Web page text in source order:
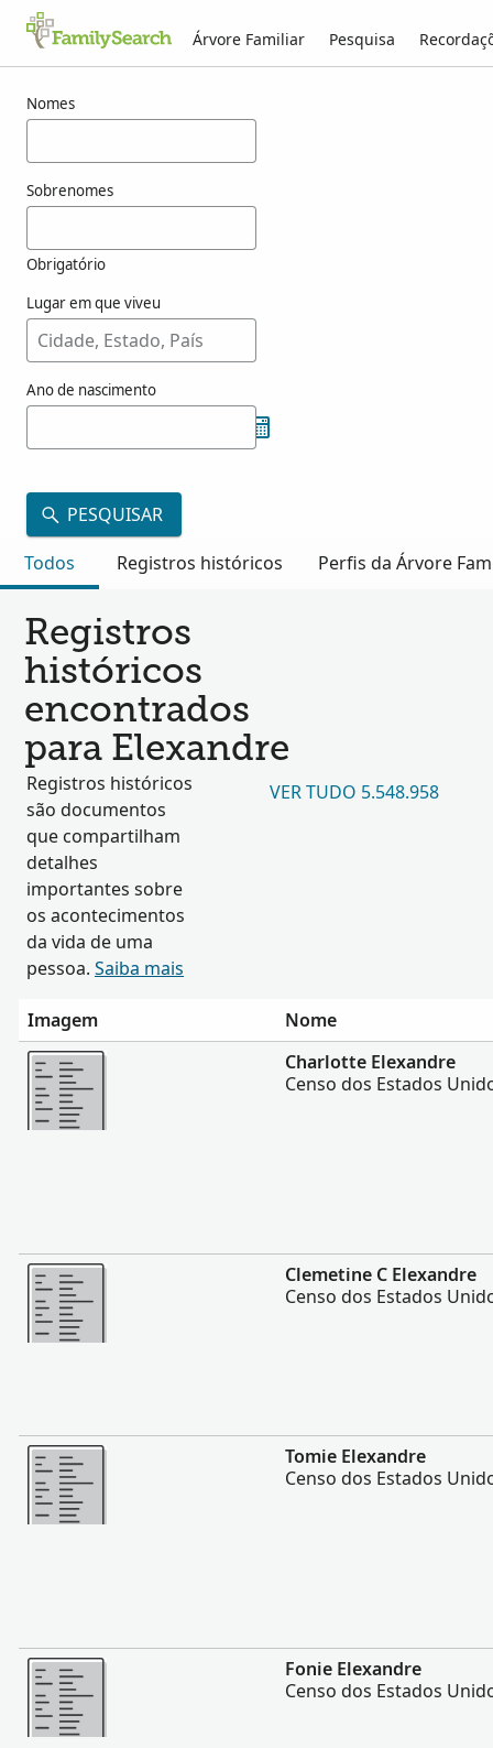
Árvore Familiar Pesquisa
Nomes
Sobrenomes
Obrigatório
Lugar em que viveu
Ano de nascimento
PESQUISAR
Todos
Registros históricos Perfis da Árvore
Registros
históricos
encontrados
para Elexandre
Registros históricos
são documentos
que compartilham
detalhes
importantes sobre
os acontecimentos
da vida de uma
pessoa. Saiba mais
VER TUDO 5.548.958
Imagem
Nome
Mais
Charlotte Elexandre
Censo dos Estados
Mais
Clemetine C Elexandre
Censo dos Estados
Mais
Tomie Elexandre
Censo dos Estados
Mais
Fonie Elexandre
Censo dos Estados